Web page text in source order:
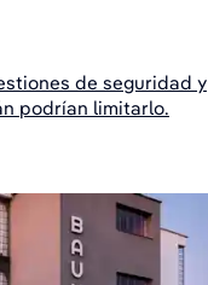
de seguridad y
podrían limitarlo.